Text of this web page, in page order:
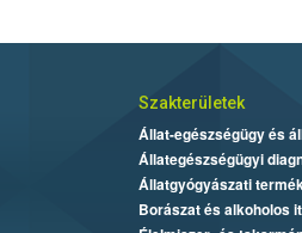
Szakterületek
Állat-egészségügy és
Állategészségügyi
Állatgyógyászati
Borászat és alkoholos